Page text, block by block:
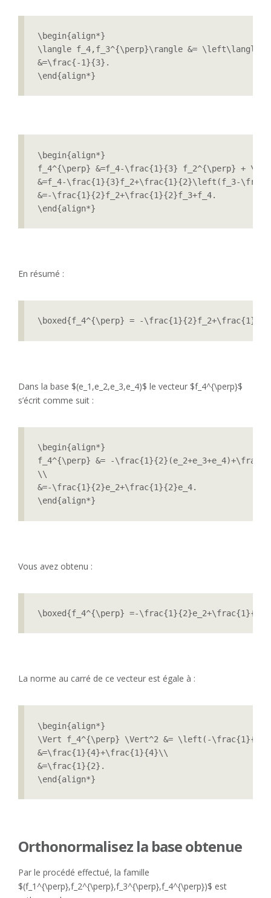
\begin{align*}
\langle f_4,f_3^{\perp}\rangle &= \left\langle
&=\frac{-1}{3}.
\end{align*}
\begin{align*}
f_4^{\perp} &=f_4-\frac{1}{3} f_2^{\perp} +
&=f_4-\frac{1}{3}f_2+\frac{1}{2}\left(f_3-
&=-\frac{1}{2}f_2+\frac{1}{2}f_3+f_4.
En résumé :
\boxed{f_4^{\perp} = -
Dans la base $(e_1,e_2,e_3,e_4)$ le vecteur $f_4^{\perp}$
s’écrit comme suit :
\begin{align*}
f_4^{\perp} &= -
\\
&=-\frac{1}{2}e_2+\frac{1}{2}e_4.
\end{align*}
Vous avez obtenu :
\boxed{f_4^{\perp} =-
La norme au carré de ce vecteur est égale à :
\begin{align*}
\Vert f_4^{\perp} \Vert^2 &= \left(-
&=\frac{1}{4}+\frac{1}{4}\\
&=\frac{1}{2}.
\end{align*}
Orthonormalisez la base obtenue
Par le procédé effectué, la famille
$(f_1^{\perp},f_2^{\perp},f_3^{\perp},f_4^{\perp})$ est